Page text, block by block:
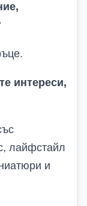
интереси,
лайфстайл
и